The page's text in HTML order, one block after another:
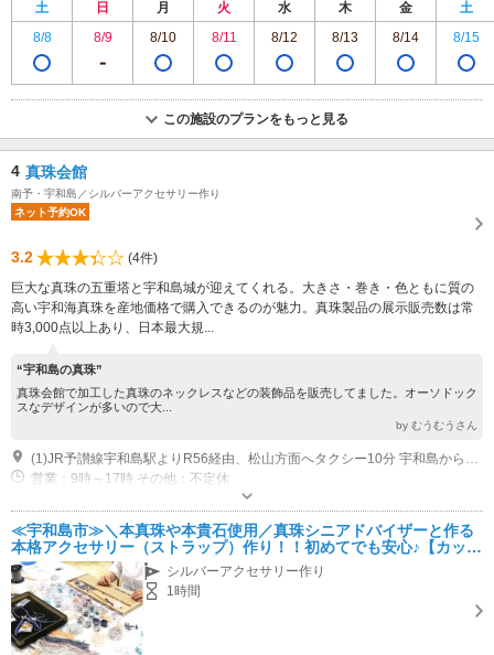
土 日 月 火 水 木 金
土
8/8
8/9 8/10 8/11 8/12 8/13 8/14 8/15
この施設のプランをもっと見る
4 真珠会館
南予・宇和島／シルバーアクセサリー作り
ネット予約OK
3.2
(4件)
巨大な真珠の五重塔と宇和島城が迎えてくれる。大きさ・巻き・色ともに質の
高い宇和海真珠を産地価格で購入できるのが魅力。真珠製品の展示販売数は常
時3,000点以上あり、日本最大規...
“宇和島の真珠”
真珠会館で加工した真珠のネックレスなどの装飾品を販売してました。オーソドック
スなデザインが多いので大...
by むうむうさん
(1)JR予讃線宇和島駅よりR56経由、松山方面へタクシー10分 宇和島から松山方面への路線バス利用、「徳の森（とくのもり）」下車後、徒歩30秒 合計15分
営業：9時～17時 その他：不定休
≪宇和島市≫＼本真珠や本貴石使用／真珠シニアドバイザーと作る
本格アクセサリー（ストラップ）作り！！初めてでも安心♪【カップ
ルやファミリーにもオススメ】シルバーアクセサリー作り
1時間